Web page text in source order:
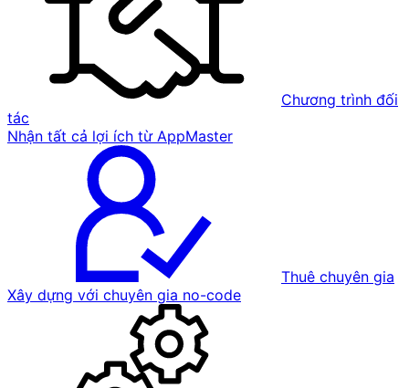
Chương trình đối
tác
Nhận tất cả lợi ích từ AppMaster
Thuê chuyên gia
Xây dựng với chuyên gia no-code